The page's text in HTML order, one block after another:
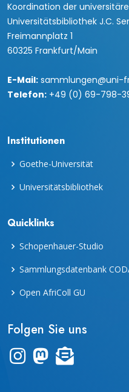
Koordination der
Universitätsbibliothek J.C.
Freimannplatz 1
60325 Frankfurt/Main
E-Mail: sammlungen@uni-
Telefon: +49 (0) 69-798-
Institutionen
Goethe-Universität
Universitätsbibliothek
Quicklinks
Schopenhauer-Studio
Sammlungsdatenbank
Open AfriColl GU
Folgen Sie uns
Link zum Instagram-Kanal
Zum Mastodon-
Zur Übersicht